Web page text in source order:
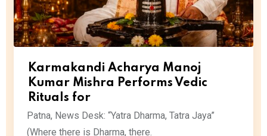
Karmakandi Acharya Manoj
Kumar Mishra Performs Vedic
Rituals for
Patna, News Desk: “Yatra Dharma, Tatra Jaya”
(Where there is Dharma, there.